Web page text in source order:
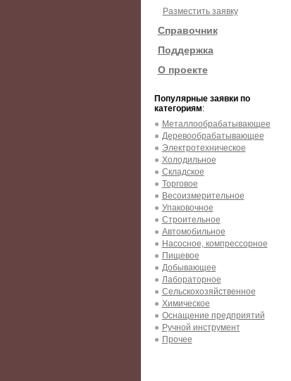
Разместить заявку
Справочник
Поддержка
О проекте
Популярные заявки по
категориям:
Металлообрабатывающее
Деревообрабатывающее
Электротехническое
Холодильное
Складское
Торговое
Весоизмерительное
Упаковочное
Строительное
Автомобильное
Насосное, компрессорное
Пищевое
Добывающее
Лабораторное
Сельскохозяйственное
Химическое
Оснащение предприятий
Ручной инструмент
Прочее